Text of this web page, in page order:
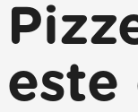
este